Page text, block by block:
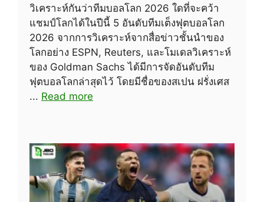
วิเคราะห์กันว่าทีมบอลโลก 2026 ใดที่จะคว้า
แชมป์โลกได้ในปีนี้ 5 อันดับทีมเต็งฟุตบอลโลก
2026 จากการวิเคราะห์จากสื่อข่าวชั้นนำของ
โลกอย่าง ESPN, Reuters, และโมเดลวิเคราะห์
ของ Goldman Sachs ได้มีการจัดอันดับทีม
ฟุตบอลโลกล่าสุดไว้ โดยมีชื่อของสเปน ฝรั่งเศส
... Read more